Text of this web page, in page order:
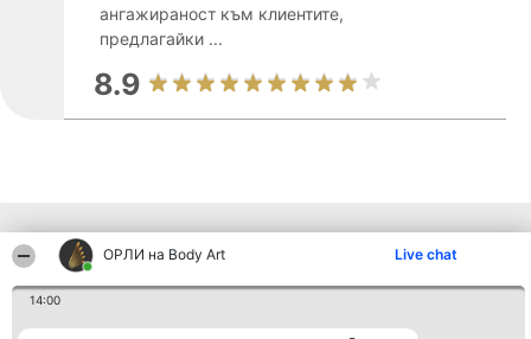
ОРЛИ на Body Art Live chat
14:00
ангажираност към клиентите,
предлагайки ...
8.9
Други фирми от региона